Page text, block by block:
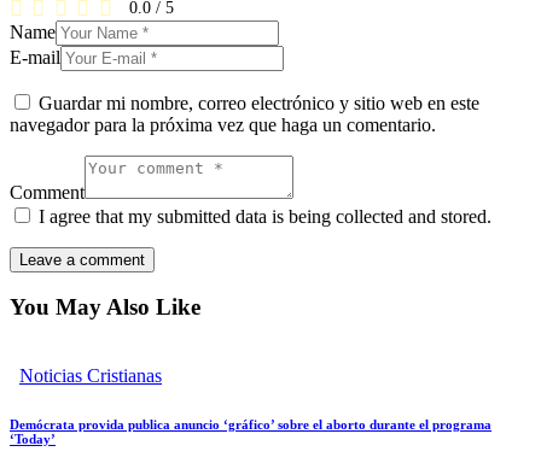
0.0 / 5
Name
E-mail
Guardar mi nombre, correo electrónico y sitio web en este
navegador para la próxima vez que haga un comentario.
Comment
I agree that my submitted data is being collected and stored.
You May Also Like
Noticias Cristianas
Demócrata provida publica anuncio ‘gráfico’ sobre el aborto durante el programa
‘Today’